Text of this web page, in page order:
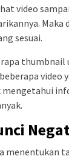
video
Maka
sesuai.
thumbnail
video
menentukan